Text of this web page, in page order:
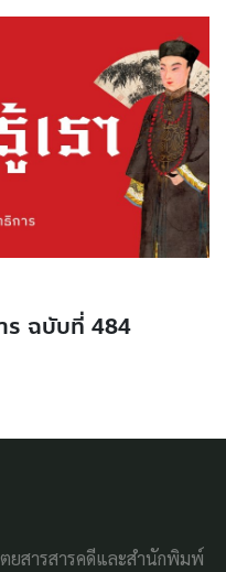
ร ฉบับที่ 484
ยสารสารคดีและสำนักพิมพ์